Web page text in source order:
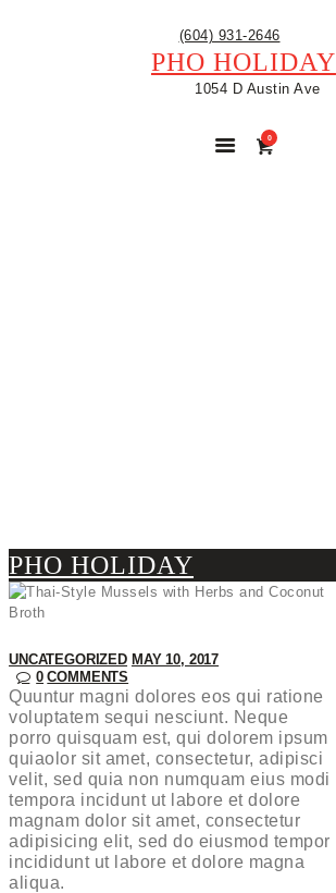
(604) 931-2646
PHO HOLIDAY
1054 D Austin Ave
0
PHO HOLIDAY
UNCATEGORIZED MAY 10, 2017
0 COMMENTS
Quuntur magni dolores eos qui ratione
voluptatem sequi nesciunt. Neque
porro quisquam est, qui dolorem ipsum
quiaolor sit amet, consectetur, adipisci
velit, sed quia non numquam eius modi
tempora incidunt ut labore et dolore
magnam dolor sit amet, consectetur
adipisicing elit, sed do eiusmod tempor
incididunt ut labore et dolore magna
aliqua.